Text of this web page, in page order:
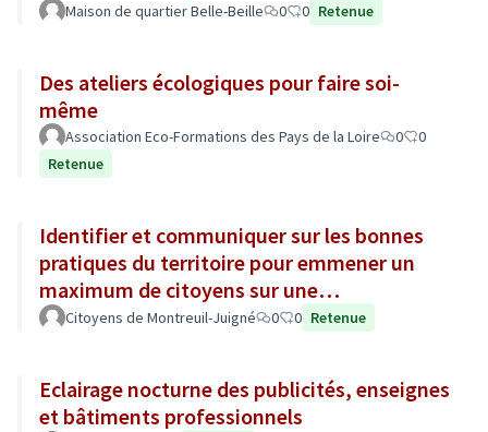
Maison de quartier Belle-Beille 0 0 Retenue
Des ateliers écologiques pour faire soi-
même
Association Eco-Formations des Pays de la Loire 0
0
Retenue
Identifier et communiquer sur les bonnes
pratiques du territoire pour emmener un
maximum de citoyens sur une
consommation plus responsable
Citoyens de Montreuil-Juigné 0 0 Retenue
Eclairage nocturne des publicités, enseignes
et bâtiments professionnels